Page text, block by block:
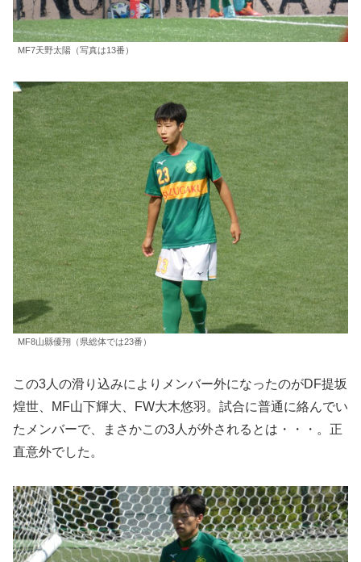
MF7天野太陽（写真は13番）
MF8山縣優翔（県総体では23番）
この3人の滑り込みによりメンバー外になったのがDF提坂
煌世、MF山下輝大、FW大木悠羽。試合に普通に絡んでい
たメンバーで、まさかこの3人が外されるとは・・・。正
直意外でした。